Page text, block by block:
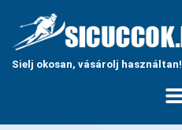
Sielj okosan, vásárolj használtan!